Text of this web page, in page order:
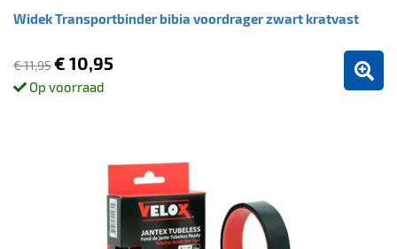
Widek Transportbinder bibia voordrager zwart kratvast
€ 11,95€ 10,95
Op voorraad